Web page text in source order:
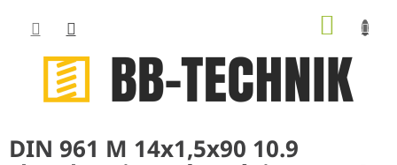
obsah
DIN 961 M 14x1,5x90 10.9